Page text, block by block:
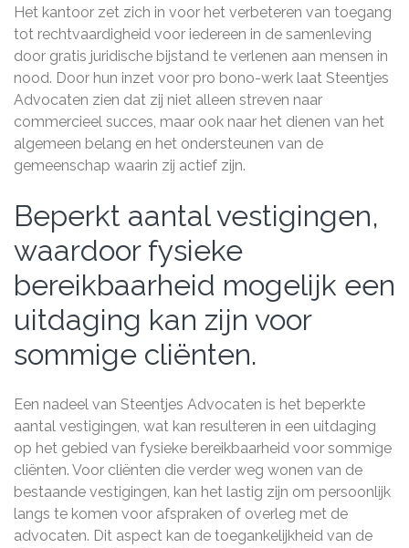
Het kantoor zet zich in voor het verbeteren van toegang
tot rechtvaardigheid voor iedereen in de samenleving
door gratis juridische bijstand te verlenen aan mensen in
nood. Door hun inzet voor pro bono-werk laat Steentjes
Advocaten zien dat zij niet alleen streven naar
commercieel succes, maar ook naar het dienen van het
algemeen belang en het ondersteunen van de
gemeenschap waarin zij actief zijn.
Beperkt aantal vestigingen,
waardoor fysieke
bereikbaarheid mogelijk een
uitdaging kan zijn voor
sommige cliënten.
Een nadeel van Steentjes Advocaten is het beperkte
aantal vestigingen, wat kan resulteren in een uitdaging
op het gebied van fysieke bereikbaarheid voor sommige
cliënten. Voor cliënten die verder weg wonen van de
bestaande vestigingen, kan het lastig zijn om persoonlijk
langs te komen voor afspraken of overleg met de
advocaten. Dit aspect kan de toegankelijkheid van de